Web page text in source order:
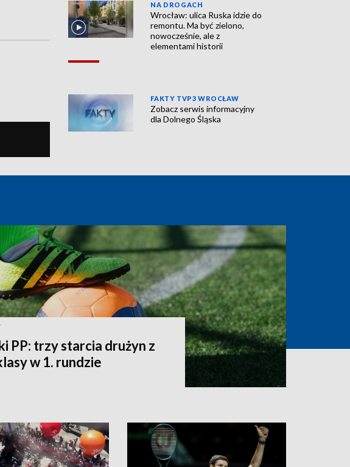
NA DROGACH
Wrocław: ulica Ruska idzie do
remontu. Ma być zielono,
nowocześnie, ale z
elementami historii
FAKTY TVP3 WROCŁAW
Zobacz serwis informacyjny
dla Dolnego Śląska
PP: trzy starcia drużyn z
w 1. rundzie